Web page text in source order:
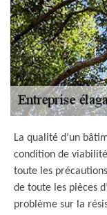
La qualité d’un
condition de
toute les
de toute les pièces
problème sur la